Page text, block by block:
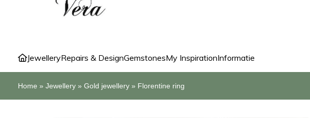
JewelleryRepairs & DesignGemstonesMy InspirationInformatie
Home » Jewellery » Gold jewellery » Florentine ring